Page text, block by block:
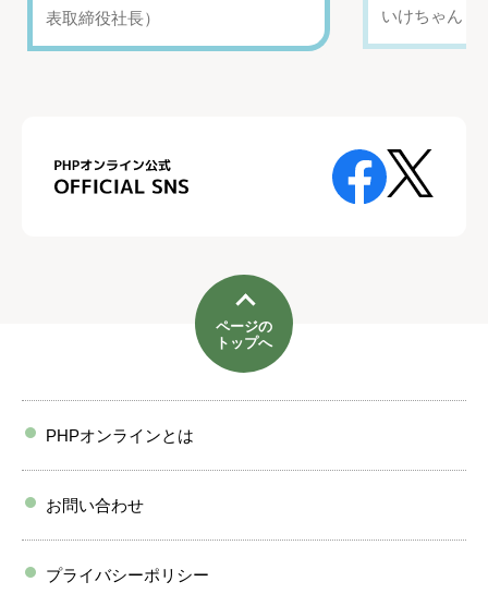
表取締役社長）
いけちゃん（
ページの
トップへ
PHPオンラインとは
お問い合わせ
プライバシーポリシー